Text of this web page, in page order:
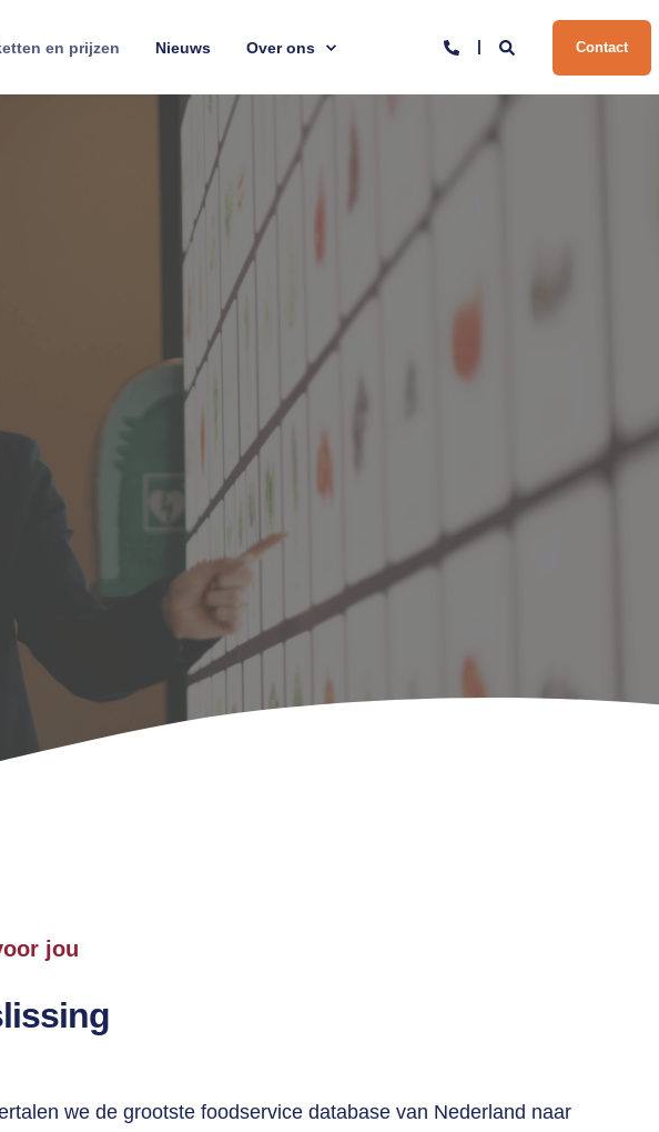
en prijzen Nieuws Over ons Contact
jou
we de grootste foodservice database van Nederland naar